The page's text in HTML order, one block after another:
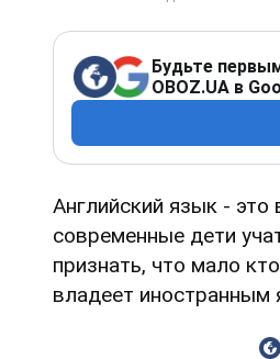
Будьте
OBOZ.UA в
Английский язык -
современные дети
признать, что мало
владеет иностранным